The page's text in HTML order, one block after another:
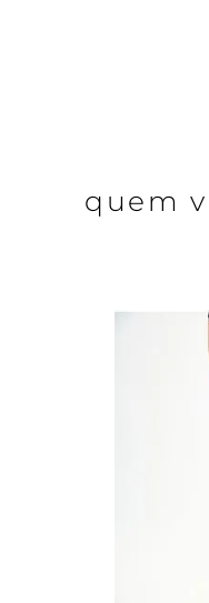
quem